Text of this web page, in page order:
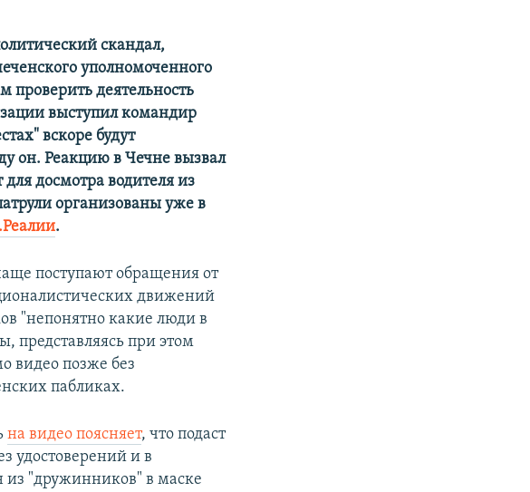
скандал,
уполномоченного
проверить деятельность
выступил командир
вскоре будут
он. Реакцию в Чечне вызвал
досмотра водителя из
организованы уже в
.
поступают обращения от
движений
"непонятно какие люди в
представляясь при этом
видео позже без
пабликах.
на видео поясняет, что подаст
удостоверений и в
из "дружинников" в маске